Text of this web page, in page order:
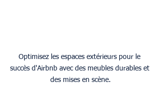
Optimisez les espaces extérieurs pour le
succès d'Airbnb avec des meubles durables et
des mises en scène.